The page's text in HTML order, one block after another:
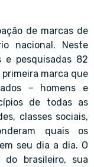
de marcas de
nacional. Neste
pesquisadas 82
primeira marca que
– homens e
de todas as
classes sociais,
quais os
seu dia a dia. O
do brasileiro, sua